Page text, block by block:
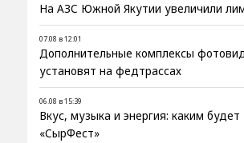
На АЗС Южной Якутии увеличили
07.08 в 12:01
Дополнительные комплексы
установят на федтрассах
06.08 в 15:39
Вкус, музыка и энергия: каким будет
«СырФест»